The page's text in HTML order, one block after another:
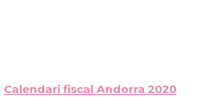
Calendari fiscal Andorra 2020